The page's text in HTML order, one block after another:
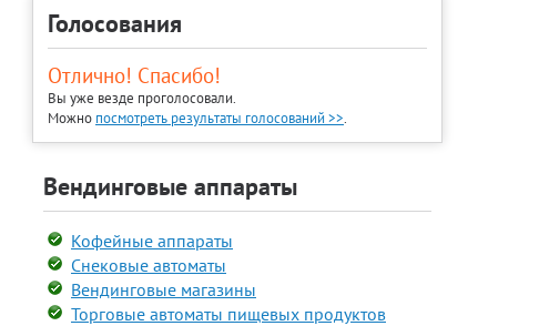
Голосования
Отлично! Спасибо!
Вы уже везде проголосовали.
Можно посмотреть результаты голосований >>.
Вендинговые аппараты
Кофейные аппараты
Снековые автоматы
Вендинговые магазины
Торговые автоматы пищевых продуктов